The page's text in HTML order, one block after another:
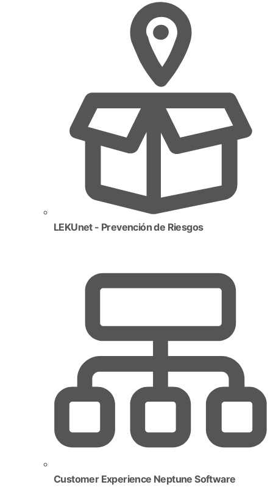
LEKUnet - Prevención de Riesgos
Customer Experience Neptune Software